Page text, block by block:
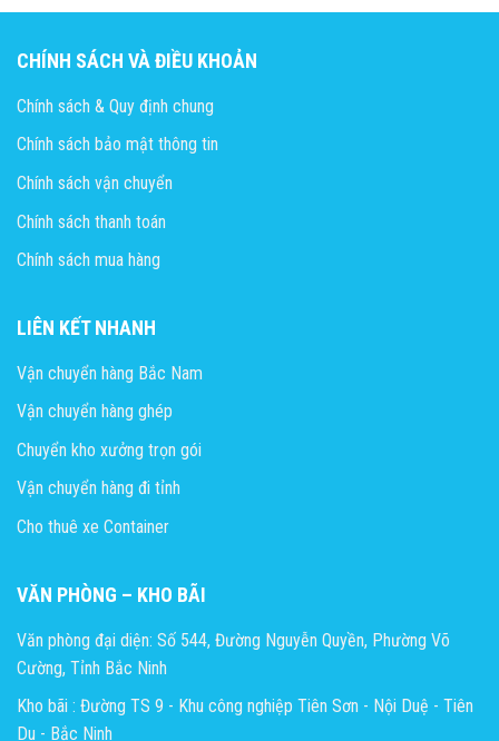
CHÍNH SÁCH VÀ ĐIỀU KHOẢN
Chính sách & Quy định chung
Chính sách bảo mật thông tin
Chính sách vận chuyển
Chính sách thanh toán
Chính sách mua hàng
LIÊN KẾT NHANH
Vận chuyển hàng Bắc Nam
Vận chuyển hàng ghép
Chuyển kho xưởng trọn gói
Vận chuyển hàng đi tỉnh
Cho thuê xe Container
VĂN PHÒNG – KHO BÃI
Văn phòng đại diện: Số 544, Đường Nguyễn Quyền, Phường Võ
Cường, Tỉnh Bắc Ninh
Kho bãi : Đường TS 9 - Khu công nghiệp Tiên Sơn - Nội Duệ - Tiên
Du - Bắc Ninh